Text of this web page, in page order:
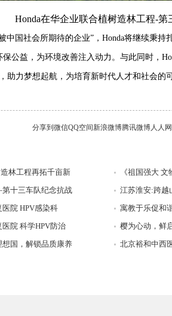
Honda在华企业联合植树造林工程-第
中国社会所期待的企业”，Honda将继续秉持
公益，为环境改善注入动力。与此同时，
助力梦想起航，为培育新时代人才和社会的
分享到 微信QQ空间新浪微博腾讯微博人人网
林工程再拓千亩新
《祖国强大
十三车队纪念抗战
江苏淮安:跨越
院 HPV感染科
寓教于乐促和
院 科学HPV防治
樱为心动，鲜
国，解锁品质康养
北京裕和中西